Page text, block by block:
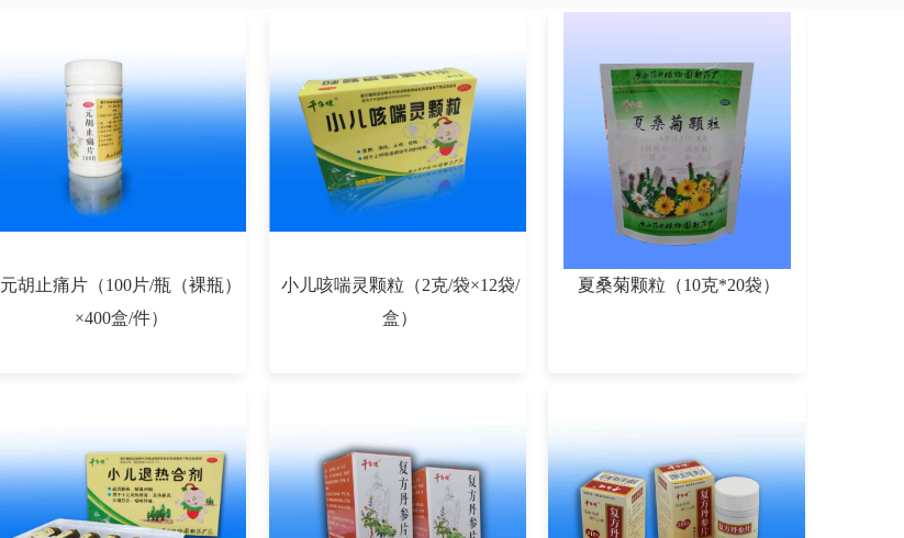
元胡止痛片（100片/瓶（裸瓶）
×400盒/件）
小儿咳喘灵颗粒（2克/袋×12袋/
盒）
夏桑菊颗粒（10克*20袋）